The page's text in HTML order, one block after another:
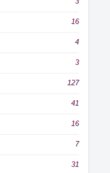
16
4
3
127
41
16
7
31